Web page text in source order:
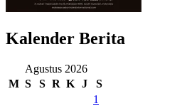
Kalender Berita
Agustus 2026
M S S R K J
S
1